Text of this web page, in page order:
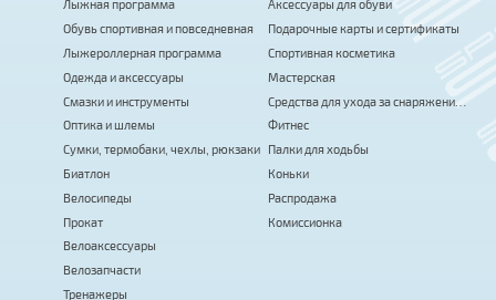
Лыжная программа
Обувь спортивная и повседневная
Лыжероллерная программа
Одежда и аксессуары
Смазки и инструменты
Оптика и шлемы
Сумки, термобаки, чехлы, рюкзаки
Биатлон
Велосипеды
Прокат
Велоаксессуары
Велозапчасти
Тренажеры
Аксессуары для обуви
Подарочные карты и сертификаты
Спортивная косметика
Мастерская
Средства для ухода за снаряжением
Фитнес
Палки для ходьбы
Коньки
Распродажа
Комиссионка